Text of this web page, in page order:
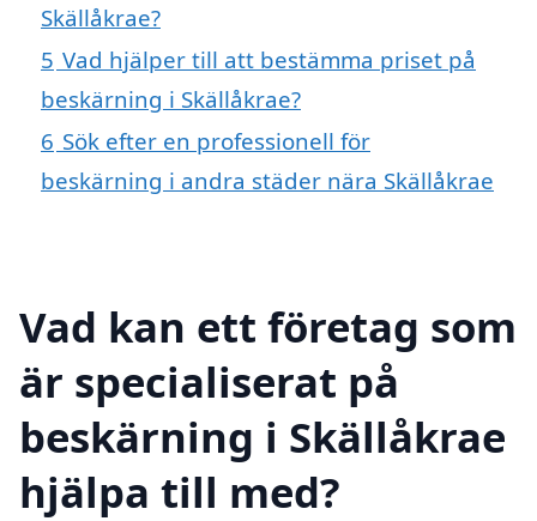
Skällåkrae?
5 Vad hjälper till att bestämma priset på
beskärning i Skällåkrae?
6 Sök efter en professionell för
beskärning i andra städer nära Skällåkrae
Vad kan ett företag som
är specialiserat på
beskärning i Skällåkrae
hjälpa till med?